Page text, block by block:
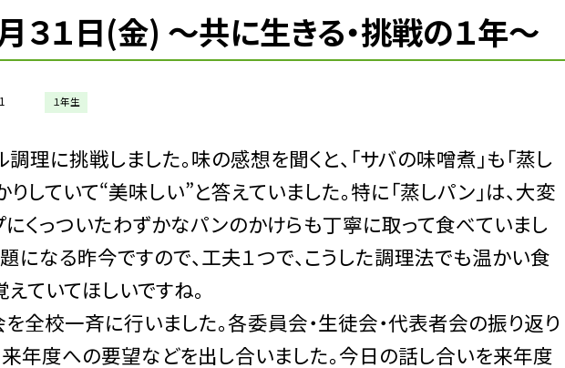
３１日(金) 〜共に生きる・挑戦の１年〜
１年生
理に挑戦しました。味の感想を聞くと、「サバの味噌煮」も「蒸し
していて“美味しい”と答えていました。特に「蒸しパン」は、大変
にくっついたわずかなパンのかけらも丁寧に取って食べていまし
になる昨今ですので、工夫１つで、こうした調理法でも温かい食
ていてほしいですね。
全校一斉に行いました。各委員会・生徒会・代表者会の振り返り
年度への要望などを出し合いました。今日の話し合いを来年度